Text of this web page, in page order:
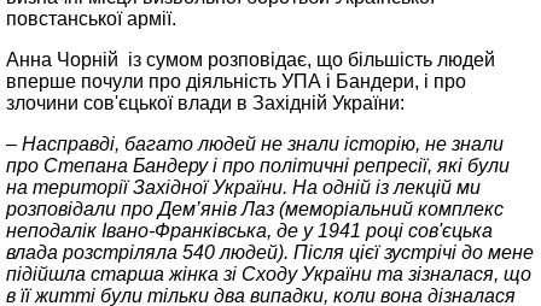
повстанської армії.
Анна Чорній із сумом розповідає, що більшість людей
вперше почули про діяльність УПА і Бандери, і про
злочини сов'єцької влади в Західній України:
– Насправді, багато людей не знали історію, не знали
про Степана Бандеру і про політичні репресії, які були
на території Західної України. На одній із лекцій ми
розповідали про Дем’янів Лаз (меморіальний комплекс
неподалік Івано-Франківська, де у 1941 році сов'єцька
влада розстріляла 540 людей). Після цієї зустрічі до мене
підійшла старша жінка зі Сходу України та зізналася, що
в її житті були тільки два випадки, коли вона дізналася